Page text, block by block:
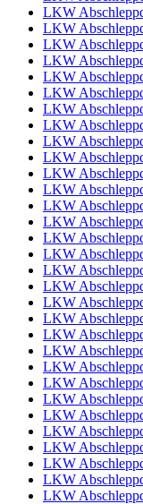
LKW
LKW
LKW
LKW
LKW
LKW
LKW
LKW
LKW
LKW
LKW
LKW
LKW
LKW
LKW
LKW
LKW
LKW
LKW
LKW
LKW
LKW
LKW
LKW
LKW
LKW
LKW
LKW
LKW
LKW
LKW